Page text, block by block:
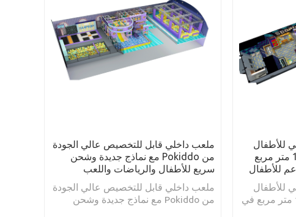
للأطفال
من Pokiddo بمساحة 1900 متر مربع
للأطفال
للأطفال
من Pokiddo بمساحة 1900 متر مربع في
ملعب داخلي قابل للتخصيص عالي الجودة
من Pokiddo مع نماذج جديدة وشحن
سريع للأطفال والرياضات واللعب
ملعب داخلي قابل للتخصيص عالي الجودة
من Pokiddo مع نماذج جديدة وشحن